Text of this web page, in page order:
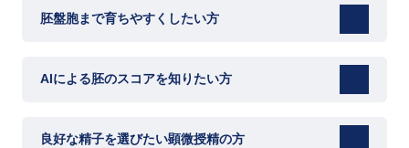
胚盤胞まで育ちやすくしたい方
AIによる胚のスコアを知りたい方
良好な精子を選びたい顕微授精の方